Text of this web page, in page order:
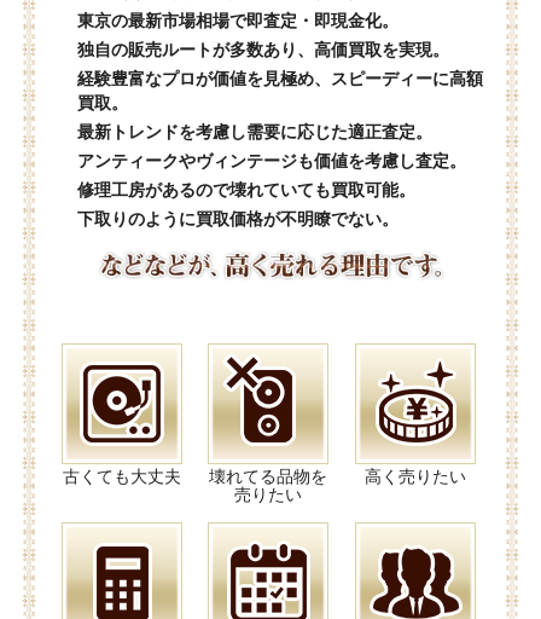
東京の最新市場相場で即査定・即現金化。
独自の販売ルートが多数あり、高価買取を実現。
経験豊富なプロが価値を見極め、スピーディーに高額
買取。
最新トレンドを考慮し需要に応じた適正査定。
アンティークやヴィンテージも価値を考慮し査定。
修理工房があるので壊れていても買取可能。
下取りのように買取価格が不明瞭でない。
古くても大丈夫
壊れてる品物を
売りたい
高く売りたい